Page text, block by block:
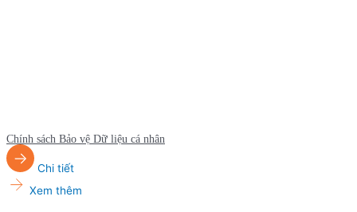
Chính sách Bảo vệ Dữ liệu cá nhân
Chi tiết
Xem thêm